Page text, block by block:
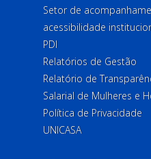
Setor de
acessibilidade
PDI
Relatórios de Gestão
Relatório de
Salarial de Mulheres e
Política de Privacidade
UNICASA